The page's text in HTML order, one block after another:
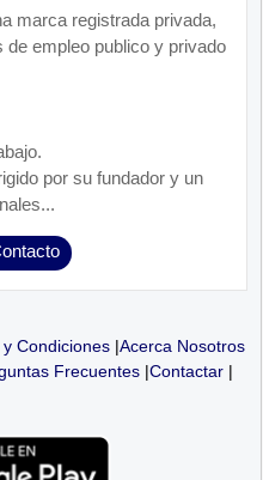
marca registrada privada,
de empleo publico y privado
por su fundador y un
Condiciones |Acerca Nosotros
Frecuentes|Contactar|